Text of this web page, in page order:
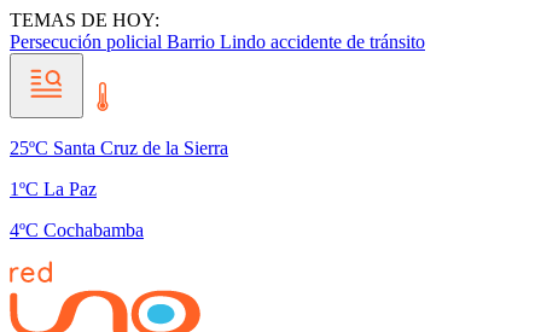
TEMAS DE HOY:
Persecución policial Barrio Lindo accidente de tránsito
25ºC Santa Cruz de la Sierra
1ºC La Paz
4ºC Cochabamba